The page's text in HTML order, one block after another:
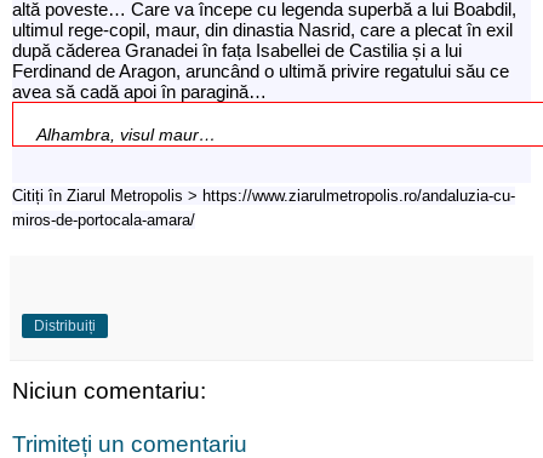
altă poveste… Care va începe cu legenda superbă a lui Boabdil,
ultimul rege-copil, maur, din dinastia Nasrid, care a plecat în exil
după căderea Granadei în fața Isabellei de Castilia și a lui
Ferdinand de Aragon, aruncând o ultimă privire regatului său ce
avea să cadă apoi în paragină…
Alhambra, visul maur…
Citiți în Ziarul Metropolis > https://www.ziarulmetropolis.ro/andaluzia-cu-
miros-de-portocala-amara/
Distribuiți
Niciun comentariu:
Trimiteți un comentariu